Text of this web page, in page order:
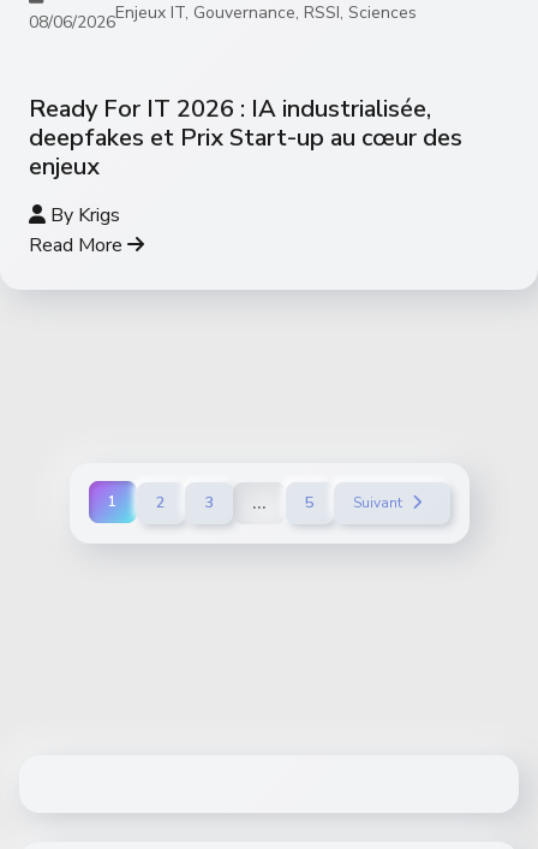
08/06/2026Enjeux IT, Gouvernance, RSSI, Sciences
Ready For IT 2026 : IA industrialisée,
deepfakes et Prix Start-up au cœur des
enjeux
By Krigs
Read More
1 2 3 ... 5 Suivant